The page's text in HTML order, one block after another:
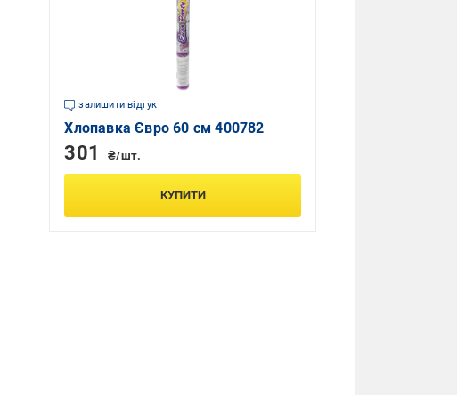
залишити відгук
Хлопавка Євро 60 см 400782
301 ₴/шт.
КУПИТИ